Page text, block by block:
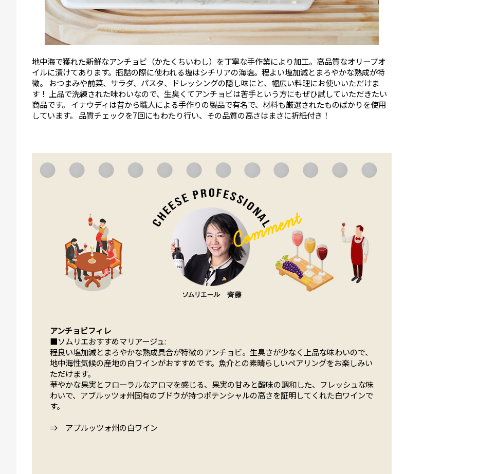
地中海で獲れた新鮮なアンチョビ（かたくちいわし）を丁寧な手作業により加工。高品質なオリーブオ
イルに漬けてあります。瓶詰の際に使われる塩はシチリアの海塩。程よい塩加減とまろやかな熟成が特
徴。 おつまみや前菜、サラダ、パスタ、ドレッシングの隠し味にと、幅広い料理にお使いいただけま
す！ 上品で洗練された味わいなので、生臭くてアンチョビは苦手という方にもぜひ試していただきたい
商品です。 イナウディは昔から職人による手作りの製品で有名で、材料も厳選されたものばかりを使用
しています。 品質チェックを7回にもわたり行い、その品質の高さはまさに折紙付き！
アンチョビフィレ
■ソムリエおすすめマリアージュ:
程良い塩加減とまろやかな熟成具合が特徴のアンチョビ。生臭さが少なく上品な味わいので、
地中海性気候の産地の白ワインがおすすめです。魚介との素晴らしいペアリングをお楽しみい
ただけます。
華やかな果実とフローラルなアロマを感じる、果実の甘みと酸味の調和した、フレッシュな味
わいで、アブルッツォ州固有のブドウが持つポテンシャルの高さを証明してくれた白ワインで
す。
⇒ アブルッツォ州の白ワイン